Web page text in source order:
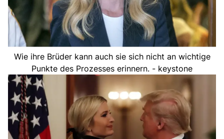
Wie ihre Brüder kann auch sie sich nicht an wichtige
Punkte des Prozesses erinnern. - keystone